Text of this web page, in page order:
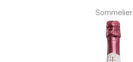
Sommelier